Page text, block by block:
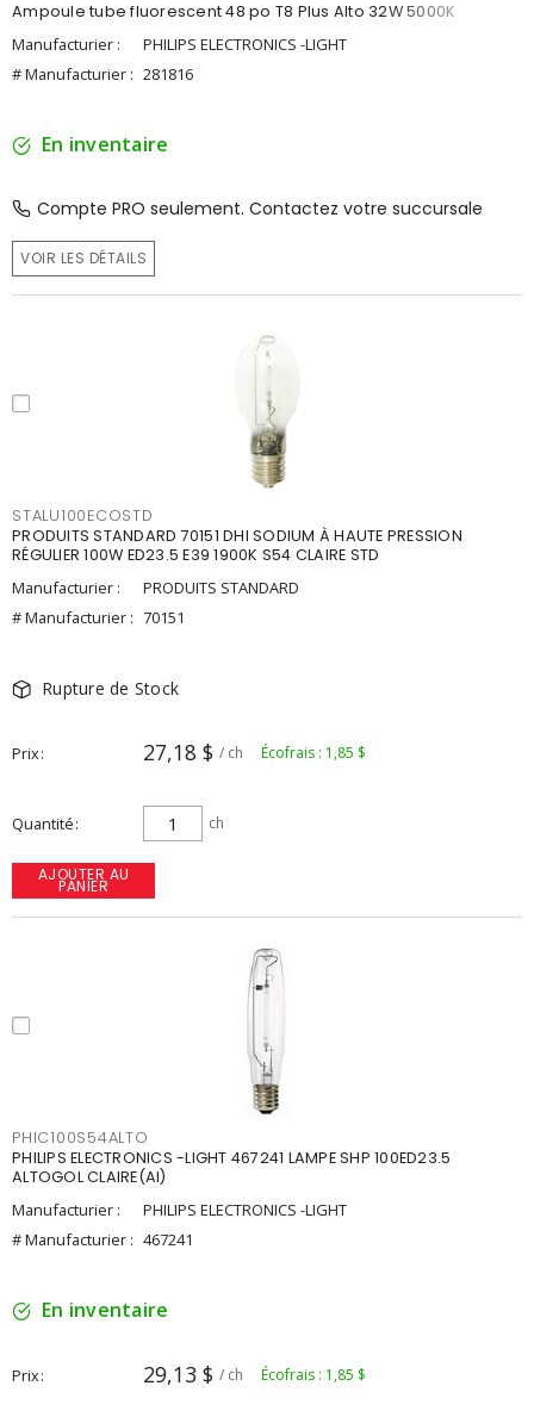
Ampoule tube fluorescent 48 po T8 Plus Alto 32W 5000K
Manufacturier :
PHILIPS ELECTRONICS -LIGHT
# Manufacturier : 281816
En inventaire
Compte PRO seulement. Contactez votre succursale
VOIR LES DÉTAILS
STALU100ECOSTD
PRODUITS STANDARD 70151 DHI SODIUM À HAUTE PRESSION
RÉGULIER 100W ED23.5 E39 1900K S54 CLAIRE STD
Manufacturier :
PRODUITS STANDARD
# Manufacturier : 70151
Rupture de Stock
Prix 27,18 $ / ch Écofrais : 1,85 $
Quantité ch
AJOUTER AU
PANIER
PHIC100S54ALTO
PHILIPS ELECTRONICS -LIGHT 467241 LAMPE SHP 100ED23.5
ALTOGOL CLAIRE(AI)
Manufacturier :
PHILIPS ELECTRONICS -LIGHT
# Manufacturier : 467241
En inventaire
Prix 29,13 $ / ch Écofrais : 1,85 $